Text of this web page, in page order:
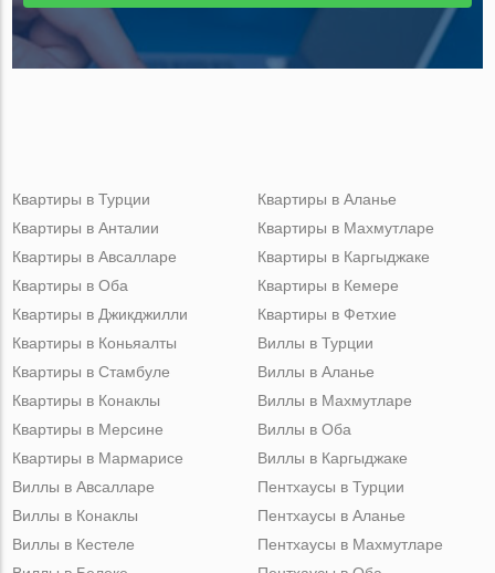
Квартиры в Турции
Квартиры в Анталии
Квартиры в Авсалларе
Квартиры в Оба
Квартиры в Джикджилли
Квартиры в Аланье
Квартиры в Махмутларе
Квартиры в Каргыджаке
Квартиры в Кемере
Квартиры в Фетхие
Квартиры в Коньяалты
Квартиры в Стамбуле
Квартиры в Конаклы
Квартиры в Мерсине
Квартиры в Мармарисе
Виллы в Турции
Виллы в Аланье
Виллы в Махмутларе
Виллы в Оба
Виллы в Каргыджаке
Виллы в Авсалларе
Виллы в Конаклы
Виллы в Кестеле
Пентхаусы в Турции
Пентхаусы в Аланье
Пентхаусы в Махмутларе